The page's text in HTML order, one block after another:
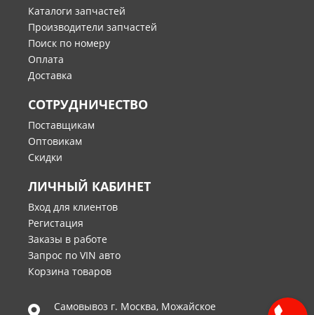
Каталоги запчастей
Производители запчастей
Поиск по номеру
Оплата
Доставка
СОТРУДНИЧЕСТВО
Поставщикам
Оптовикам
Скидки
ЛИЧНЫЙ КАБИНЕТ
Вход для клиентов
Регистация
Заказы в работе
Запрос по VIN авто
Корзина товаров
Самовывоз г. Москва, Можайское